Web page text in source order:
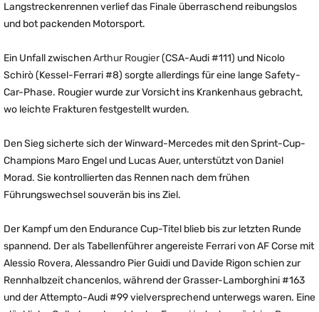
Langstreckenrennen verlief das Finale überraschend reibungslos
und bot packenden Motorsport.
Ein Unfall zwischenArthur Rougier(CSA-Audi #111) und Nicolo
Schirò (Kessel-Ferrari #8) sorgte allerdings für eine lange Safety-
Car-Phase. Rougier wurde zur Vorsicht ins Krankenhaus gebracht,
wo leichte Frakturen festgestellt wurden.
Den Sieg sicherte sich der Winward-Mercedes mit den Sprint-Cup-
Champions Maro Engel und Lucas Auer, unterstützt von Daniel
Morad. Sie kontrollierten das Rennen nach dem frühen
Führungswechsel souverän bis ins Ziel.
Der Kampf um den Endurance Cup-Titel blieb bis zur letzten Runde
spannend. Der als Tabellenführer angereiste Ferrari von AF Corse mit
Alessio Rovera, Alessandro Pier Guidi und Davide Rigon schien zur
Rennhalbzeit chancenlos, während der Grasser-Lamborghini #163
und der Attempto-Audi #99 vielversprechend unterwegs waren. Eine